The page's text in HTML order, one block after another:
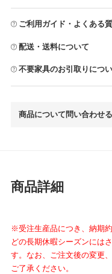
ご利用ガイド・よくある
配送・送料について
不要家具のお引取りにつ
商品について問い合わせる
商品詳細
※受注生産品につき、納期
どの長期休暇シーズンには
す。なお、ご注文後の変更
ご了承ください。